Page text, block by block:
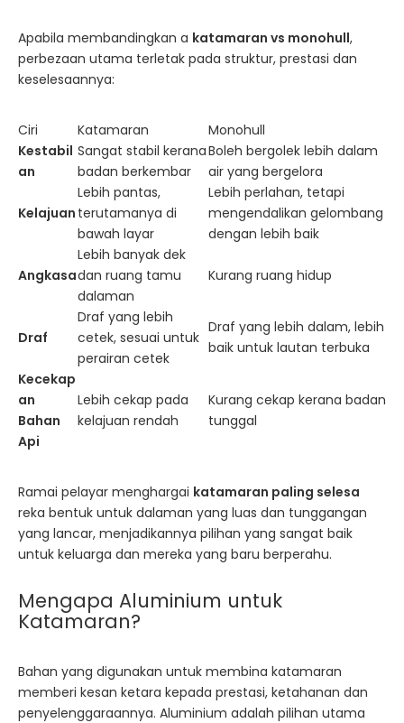
Apabila membandingkan a katamaran vs monohull,
perbezaan utama terletak pada struktur, prestasi dan
keselesaannya:
Ciri Katamaran
Monohull
Kestabil
an
Sangat stabil kerana
badan berkembar
Boleh bergolek lebih dalam
air yang bergelora
Kelajuan
Lebih pantas,
terutamanya di
bawah layar
Lebih perlahan, tetapi
mengendalikan gelombang
dengan lebih baik
Angkasa
Lebih banyak dek
dan ruang tamu
dalaman
Kurang ruang hidup
Draf
Draf yang lebih
cetek, sesuai untuk
perairan cetek
Draf yang lebih dalam, lebih
baik untuk lautan terbuka
Kecekap
an
Bahan
Api
Lebih cekap pada
kelajuan rendah
Kurang cekap kerana badan
tunggal
Ramai pelayar menghargai katamaran paling selesa
reka bentuk untuk dalaman yang luas dan tunggangan
yang lancar, menjadikannya pilihan yang sangat baik
untuk keluarga dan mereka yang baru berperahu.
Mengapa Aluminium untuk
Katamaran?
Bahan yang digunakan untuk membina katamaran
memberi kesan ketara kepada prestasi, ketahanan dan
penyelenggaraannya. Aluminium adalah pilihan utama